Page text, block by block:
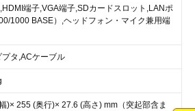
端子,VGA端子,SDカードスロット,LANポ
1000 BASE）,ヘッドフォン・マイク兼用端
プタ,ACケーブル
)× 255 (奥行)× 27.6 (高さ) mm（突起部含ま